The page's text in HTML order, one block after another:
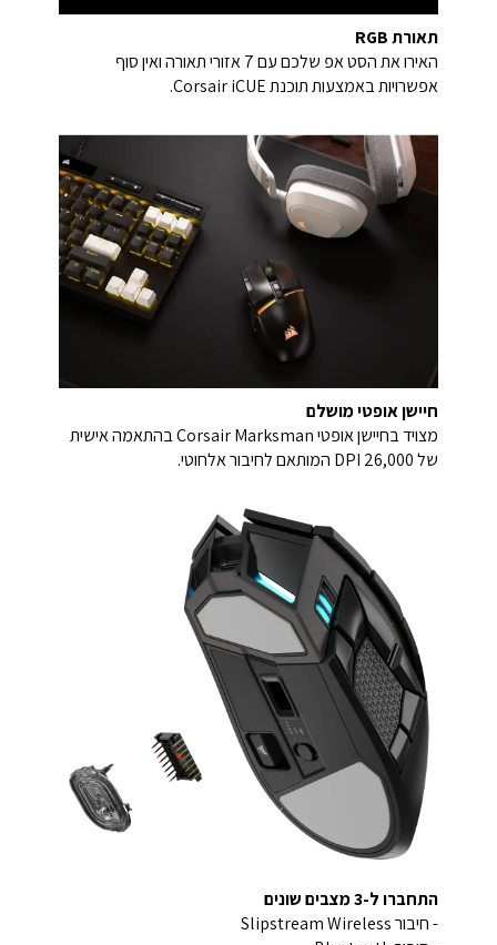
תאורת RGB
האירו את הסט אפ שלכם עם 7 אזורי תאורה ואין סוף
אפשרויות באמצעות תוכנת Corsair iCUE.
חיישן אופטי מושלם
מצויד בחיישן אופטי Corsair Marksman בהתאמה אישית
של 26,000 DPI המותאם לחיבור אלחוטי.
התחברו ל-3 מצבים שונים
- חיבור Slipstream Wireless